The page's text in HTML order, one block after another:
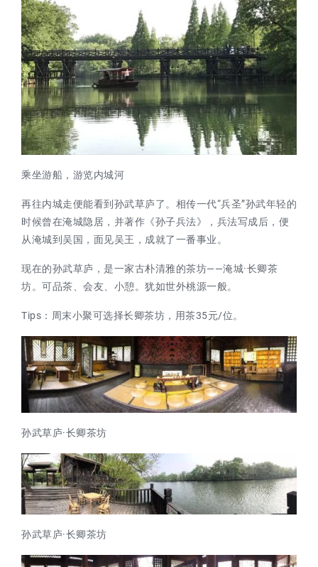
乘坐游船，游览内城河
再往内城走便能看到孙武草庐了。相传一代“兵圣”孙武年轻的
时候曾在淹城隐居，并著作《孙子兵法》，兵法写成后，便
从淹城到吴国，面见吴王，成就了一番事业。
现在的孙武草庐，是一家古朴清雅的茶坊——淹城·长卿茶
坊。可品茶、会友、小憩。犹如世外桃源一般。
Tips：周末小聚可选择长卿茶坊，用茶35元/位。
孙武草庐·长卿茶坊
孙武草庐·长卿茶坊